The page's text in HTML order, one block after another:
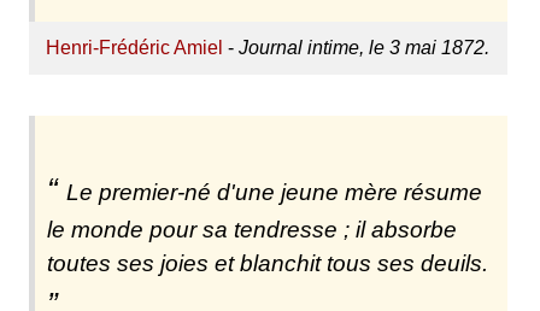
Henri-Frédéric Amiel -Journal intime, le 3 mai 1872.
Le premier-né d'une jeune mère résume
le monde pour sa tendresse ; il absorbe
toutes ses joies et blanchit tous ses deuils.